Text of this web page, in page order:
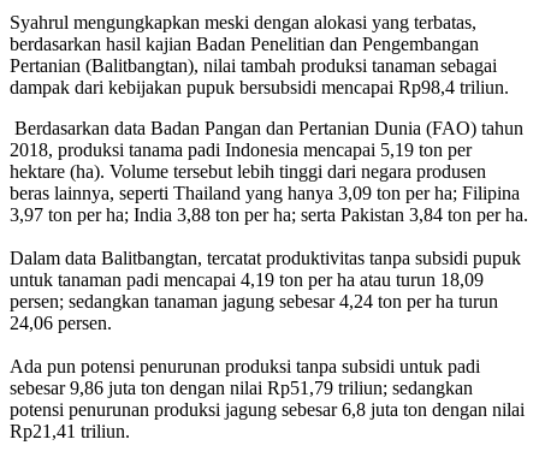
Syahrul mengungkapkan meski dengan alokasi yang terbatas,
berdasarkan hasil kajian Badan Penelitian dan Pengembangan
Pertanian (Balitbangtan), nilai tambah produksi tanaman sebagai
dampak dari kebijakan pupuk bersubsidi mencapai Rp98,4 triliun.
Berdasarkan data Badan Pangan dan Pertanian Dunia (FAO) tahun
2018, produksi tanama padi Indonesia mencapai 5,19 ton per
hektare (ha). Volume tersebut lebih tinggi dari negara produsen
beras lainnya, seperti Thailand yang hanya 3,09 ton per ha; Filipina
3,97 ton per ha; India 3,88 ton per ha; serta Pakistan 3,84 ton per ha.
Dalam data Balitbangtan, tercatat produktivitas tanpa subsidi pupuk
untuk tanaman padi mencapai 4,19 ton per ha atau turun 18,09
persen; sedangkan tanaman jagung sebesar 4,24 ton per ha turun
24,06 persen.
Ada pun potensi penurunan produksi tanpa subsidi untuk padi
sebesar 9,86 juta ton dengan nilai Rp51,79 triliun; sedangkan
potensi penurunan produksi jagung sebesar 6,8 juta ton dengan nilai
Rp21,41 triliun.